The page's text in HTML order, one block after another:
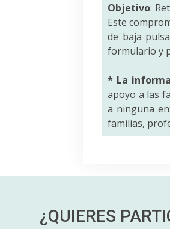
Objetivo:
Este
de baja
formulario y
* La
apoyo a las
a ninguna
familias,
¿QUIERES